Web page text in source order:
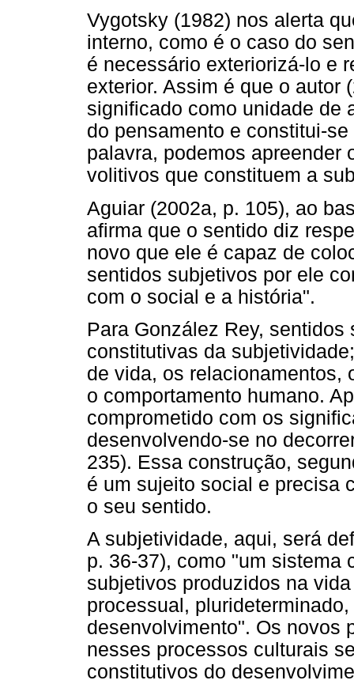
Vygotsky (1982) nos alerta
interno, como é o caso do
é necessário exteriorizá-lo e
exterior. Assim é que o autor
significado como unidade de
do pensamento e constitui-
palavra, podemos apreender
volitivos que constituem a
Aguiar (2002a, p. 105), ao
afirma que o sentido diz
novo que ele é capaz de
sentidos subjetivos por ele
com o social e a história".
Para González Rey,
constitutivas da
de vida, os relacionamentos,
o comportamento humano.
comprometido com os
desenvolvendo-se no
235). Essa construção,
é um sujeito social e precisa
o seu sentido.
A subjetividade, aqui, será
p. 36-37), como "um sistema
subjetivos produzidos na
processual,
desenvolvimento". Os novos
nesses processos culturais
constitutivos do